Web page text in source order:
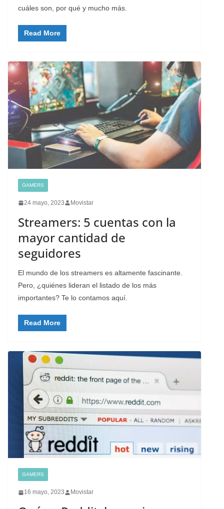
cuáles son, por qué y mucho más.
Read More
GAMERS
24 mayo, 2023 Movistar
Streamers: 5 cuentas con la
mayor cantidad de
seguidores
El mundo de los streamers es altamente fascinante.
Pero, ¿quiénes lideran el listado de los más
importantes? Te lo contamos aquí.
Read More
GAMERS
16 mayo, 2023 Movistar